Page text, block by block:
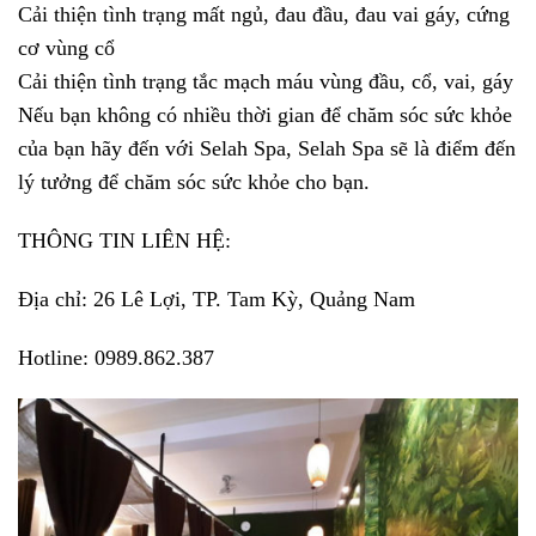
Cải thiện tình trạng mất ngủ, đau đầu, đau vai gáy, cứng
cơ vùng cổ
Cải thiện tình trạng tắc mạch máu vùng đầu, cổ, vai, gáy
Nếu bạn không có nhiều thời gian để chăm sóc sức khỏe
của bạn hãy đến với Selah Spa, Selah Spa sẽ là điểm đến
lý tưởng để chăm sóc sức khỏe cho bạn.
THÔNG TIN LIÊN HỆ:
Địa chỉ: 26 Lê Lợi, TP. Tam Kỳ, Quảng Nam
Hotline: 0989.862.387